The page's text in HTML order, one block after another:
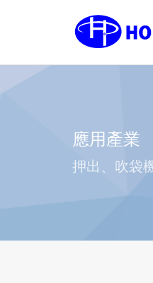
應用產業
押出、吹袋